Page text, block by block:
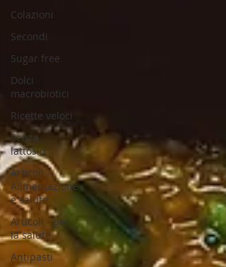
Colazioni
Secondi
Sugar free
Dolci
macrobiotici
Ricette veloci
Senza
lattosio
Articoli -
Alimentazione
e salute
Articoli - per
la salute
Antipasti